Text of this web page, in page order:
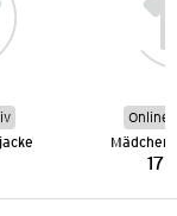
Online
Mädchen